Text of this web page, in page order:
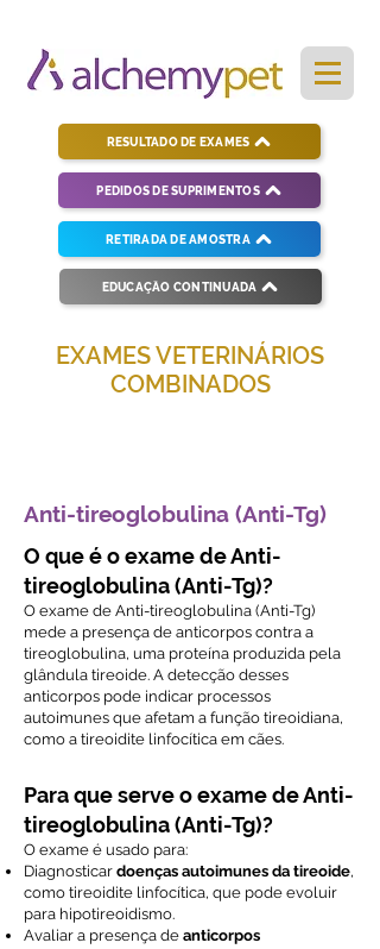
PEDIDOS DE SUPRIMENTOS
RESULTADO DE EXAMES
RETIRADA DE AMOSTRA
EDUCAÇÃO CONTINUADA
EXAMES VETERINÁRIOS
COMBINADOS
Anti-tireoglobulina (Anti-Tg)
O que é o exame de Anti-
tireoglobulina (Anti-Tg)?
O exame de Anti-tireoglobulina (Anti-Tg)
mede a presença de anticorpos contra a
tireoglobulina, uma proteína produzida pela
glândula tireoide. A detecção desses
anticorpos pode indicar processos
autoimunes que afetam a função tireoidiana,
como a tireoidite linfocítica em cães.
Para que serve o exame de Anti-
tireoglobulina (Anti-Tg)?
O exame é usado para:
Diagnosticar doenças autoimunes da tireoide,
como tireoidite linfocítica, que pode evoluir
para hipotireoidismo.
Avaliar a presença de anticorpos